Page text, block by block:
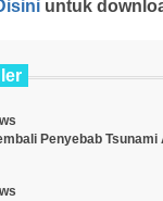
untuk
Penyebab Tsunami